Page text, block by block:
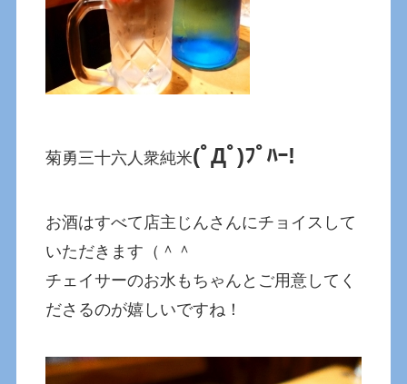
菊勇三十六人衆純米(ﾟДﾟ)ﾌﾟﾊｰ!
お酒はすべて店主じんさんにチョイスして
いただきます（＾＾
チェイサーのお水もちゃんとご用意してく
ださるのが嬉しいですね！